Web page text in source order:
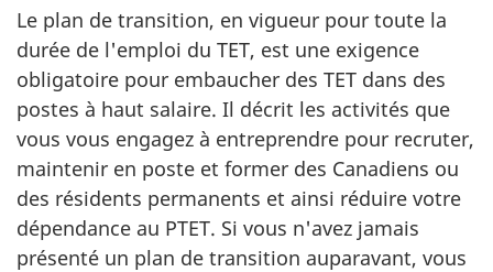
Le plan de transition, en vigueur pour toute la
durée de l'emploi du TET, est une exigence
obligatoire pour embaucher des TET dans des
postes à haut salaire. Il décrit les activités que
vous vous engagez à entreprendre pour recruter,
maintenir en poste et former des Canadiens ou
des résidents permanents et ainsi réduire votre
dépendance au PTET. Si vous n'avez jamais
présenté un plan de transition auparavant, vous